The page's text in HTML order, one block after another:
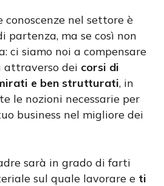
conoscenze nel settore è
partenza, ma se così non
ci siamo noi a compensare
attraverso dei corsi di
e ben strutturati, in
le nozioni necessarie per
business nel migliore dei
sarà in grado di farti
sul quale lavorare e ti